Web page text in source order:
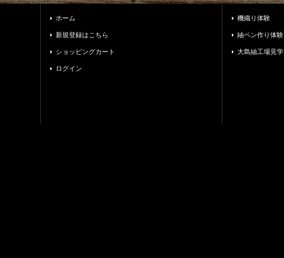
ホーム
新規登録はこちら
ショッピングカート
ログイン
機織り体験
紬ペン作り体験
大島紬工場見学